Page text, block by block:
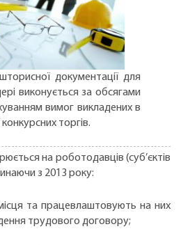
документації для
виконується за обсягами
вимог викладених в
торгів.
на роботодавців (суб’єктів
з 2013 року:
та працевлаштовують на них
трудового договору;